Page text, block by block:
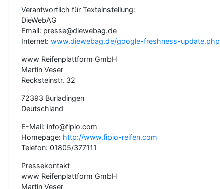
Verantwortlich für Texteinstellung:
DieWebAG
Email: presse@diewebag.de
Internet: www.diewebag.de/google-freshness-update.php
www Reifenplattform GmbH
Martin Veser
Recksteinstr. 32
72393 Burladingen
Deutschland
E-Mail: info@fipio.com
Homepage: http://www.fipio-reifen.com
Telefon: 01805/377111
Pressekontakt
www Reifenplattform GmbH
Martin Veser